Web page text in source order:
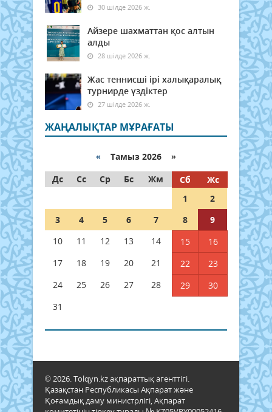
30 шілде 2026 ж.
Айзере шахматтан қос алтын
алды
28 шілде 2026 ж.
Жас теннисші ірі халықаралық
турнирде үздіктер
27 шілде 2026 ж.
ЖАҢАЛЫҚТАР МҰРАҒАТЫ
« Тамыз 2026 »
Дс
Сс Ср Бс Жм Сб
Жс
1
2
3
4 5 6 7 8
9
10
11 12 13 14 15
16
17
18 19 20 21 22
23
24
25 26 27 28 29
30
31
© 2026. Tolqyn.kz ақпараттық агенттігі.
Қазақстан Республикасы Ақпарат және
Қоғамдық даму министрлігі, Ақпарат